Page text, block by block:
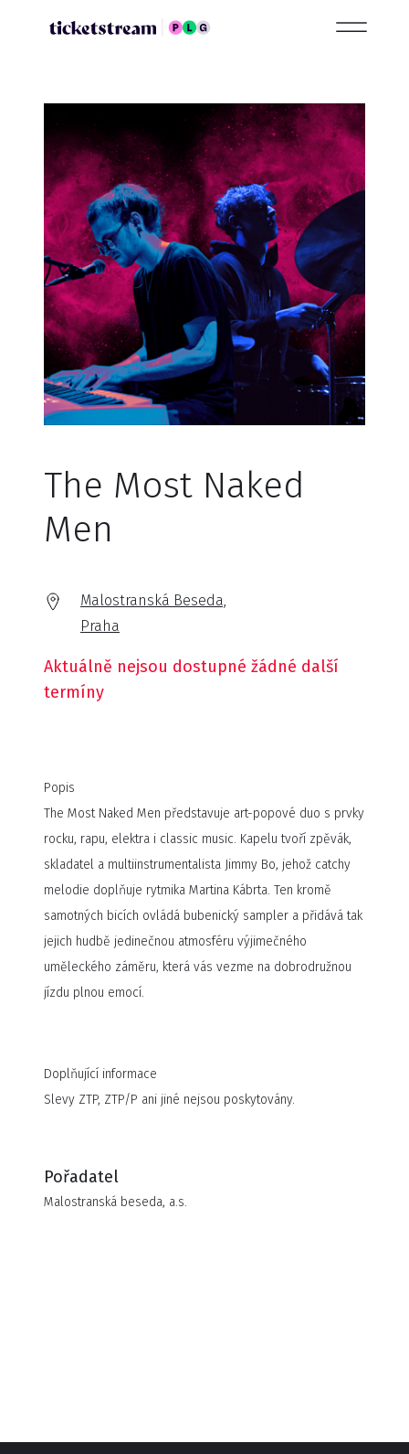
The Most Naked
Men
Malostranská Beseda,
Praha
Aktuálně nejsou dostupné žádné další
termíny
Popis
The Most Naked Men představuje art-popové duo s prvky
rocku, rapu, elektra i classic music. Kapelu tvoří zpěvák,
skladatel a multiinstrumentalista Jimmy Bo, jehož catchy
melodie doplňuje rytmika Martina Kábrta. Ten kromě
samotných bicích ovládá bubenický sampler a přidává tak
jejich hudbě jedinečnou atmosféru výjimečného
uměleckého záměru, která vás vezme na dobrodružnou
jízdu plnou emocí.
Doplňující informace
Slevy ZTP, ZTP/P ani jiné nejsou poskytovány.
Pořadatel
Malostranská beseda, a.s.